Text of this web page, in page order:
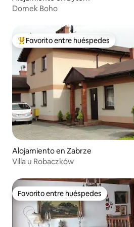
Domek Boho
Favorito entre huéspedes preferido
Favorito entre huéspedes
Alojamiento en Zabrze
Villa u Robaczków
Favorito entre huéspedes
Favorito entre huéspedes